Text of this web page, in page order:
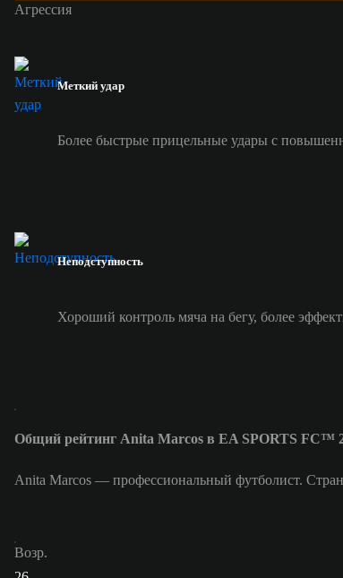
Агрессия
Меткий удар
Более быстрые прицельные удары с
Неподступность
Хороший контроль мяча на бегу, более
Общий рейтинг Anita Marcos в EA SPORTS FC™
Anita Marcos — профессиональный футболист.
Возр.